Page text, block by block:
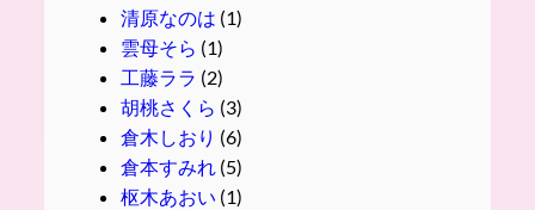
清原なのは (1)
雲母そら (1)
工藤ララ (2)
胡桃さくら (3)
倉木しおり (6)
倉本すみれ(5)
枢木あおい (1)